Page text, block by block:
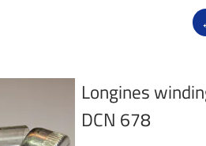
Longines
DCN 678